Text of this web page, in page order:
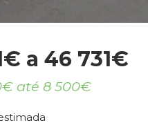
a 46 731€
até 8 500€